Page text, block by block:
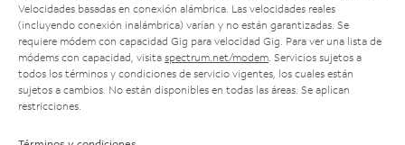
Velocidades basadas en conexión alámbrica. Las velocidades reales
(incluyendo conexión inalámbrica) varían y no están garantizadas. Se
requiere módem con capacidad Gig para velocidad Gig. Para ver una lista de
módems con capacidad, visita spectrum.net/modem . Servicios sujetos a
todos los términos y condiciones de servicio vigentes, los cuales están
sujetos a cambios. No están disponibles en todas las áreas. Se aplican
restricciones.